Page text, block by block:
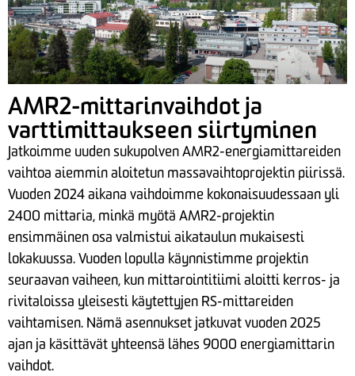
AMR2-mittarinvaihdot ja
varttimittaukseen siirtyminen
Jatkoimme uuden sukupolven AMR2-energiamittareiden
vaihtoa aiemmin aloitetun massavaihtoprojektin piirissä.
Vuoden 2024 aikana vaihdoimme kokonaisuudessaan yli
2400 mittaria, minkä myötä AMR2-projektin
ensimmäinen osa valmistui aikataulun mukaisesti
lokakuussa. Vuoden lopulla käynnistimme projektin
seuraavan vaiheen, kun mittarointitiimi aloitti kerros- ja
rivitaloissa yleisesti käytettyjen RS-mittareiden
vaihtamisen. Nämä asennukset jatkuvat vuoden 2025
ajan ja käsittävät yhteensä lähes 9000 energiamittarin
vaihdot.